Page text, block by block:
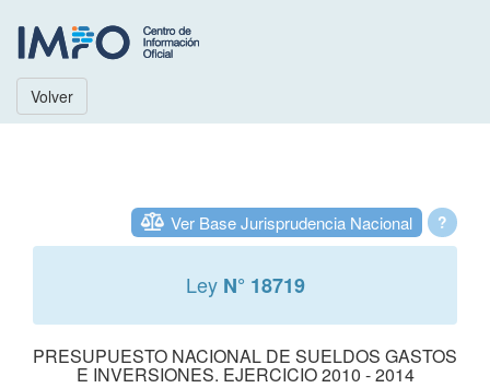
Volver
?
Ver Base Jurisprudencia Nacional
Ley N° 18719
PRESUPUESTO NACIONAL DE SUELDOS GASTOS
E INVERSIONES. EJERCICIO 2010 - 2014